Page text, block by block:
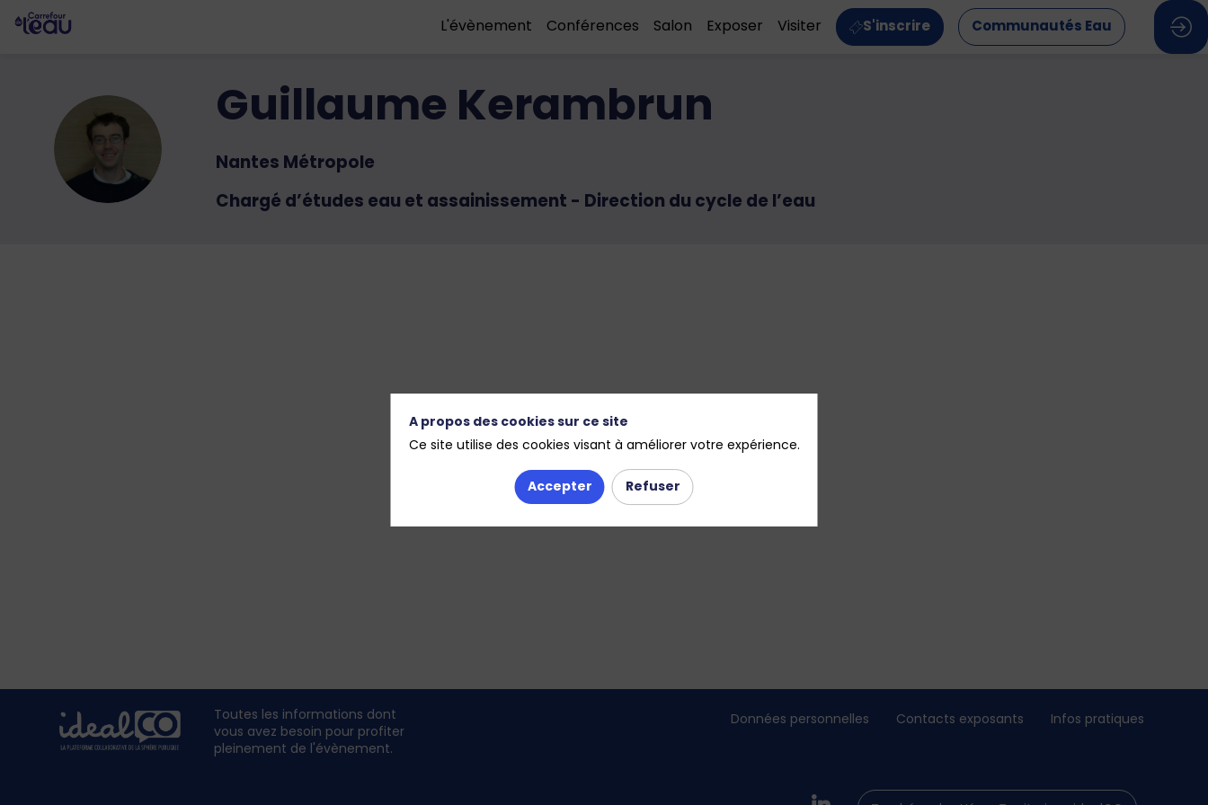
L'évènement Conférences Salon Exposer Visiter S'inscrire Communautés Eau
GK
GuillaumeKerambrun
Nantes Métropole
Chargé d’études eau et assainissement - Direction du cycle de l’eau
Toutes les informations dont
vous avez besoin pour profiter
pleinement de l'évènement.
Données personnelles Contacts exposants Infos pratiques
A propos des cookies sur ce site
Ce site utilise des cookies visant à améliorer votre expérience.
Accepter Refuser